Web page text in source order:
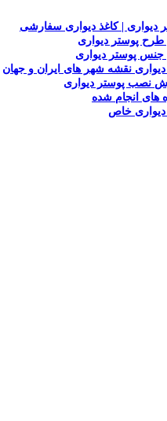
دیواری | کاغذ دیواری سفارشی
طرح پوستر دیواری
جنس پوستر دیواری
دیواری نقشه شهر های ایران و جهان
نصب پوستر دیواری
های انجام شده
دیواری خاص